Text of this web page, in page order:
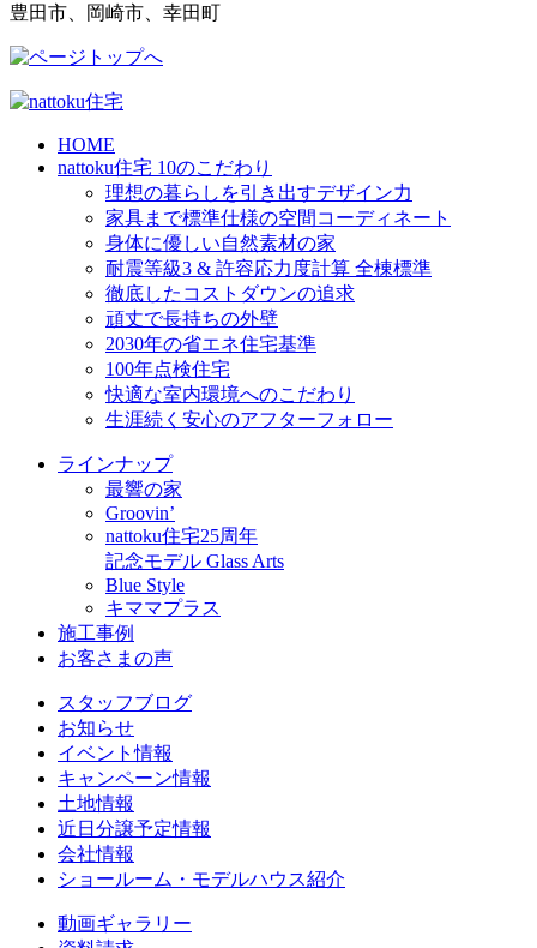
豊田市、岡崎市、幸田町
HOME
nattoku住宅 10のこだわり
理想の暮らしを引き出すデザイン力
家具まで標準仕様の空間コーディネート
身体に優しい自然素材の家
耐震等級3 & 許容応力度計算 全棟標準
徹底したコストダウンの追求
頑丈で長持ちの外壁
2030年の省エネ住宅基準
100年点検住宅
快適な室内環境へのこだわり
生涯続く安心のアフターフォロー
ラインナップ
最響の家
Groovin’
nattoku住宅25周年
記念モデル Glass Arts
Blue Style
キママプラス
施工事例
お客さまの声
スタッフブログ
お知らせ
イベント情報
キャンペーン情報
土地情報
近日分譲予定情報
会社情報
ショールーム・モデルハウス紹介
動画ギャラリー